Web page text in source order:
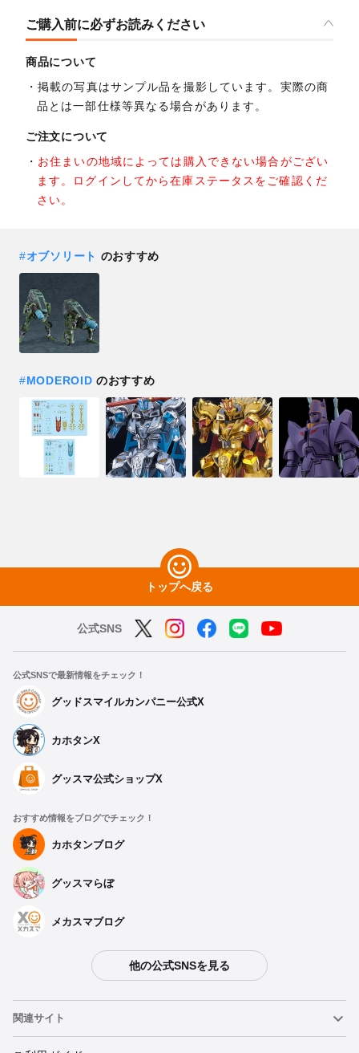
ご購入前に必ずお読みください
商品について
掲載の写真はサンプル品を撮影しています。実際の商
品とは一部仕様等異なる場合があります。
ご注文について
お住まいの地域によっては購入できない場合がござい
ます。ログインしてから在庫ステータスをご確認くだ
さい。
#オブソリート のおすすめ
#MODEROID のおすすめ
トップへ戻る
公式SNS
公式SNSで最新情報をチェック！
グッドスマイルカンパニー公式X
カホタンX
グッスマ公式ショップX
おすすめ情報をブログでチェック！
カホタンブログ
グッスマらぼ
メカスマブログ
他の公式SNSを見る
関連サイト